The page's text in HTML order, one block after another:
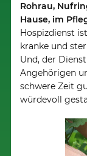
Rohrau,
Hause, im
Hospizdienst
kranke und
Und, der
Angehörigen
schwere Zeit
würdevoll